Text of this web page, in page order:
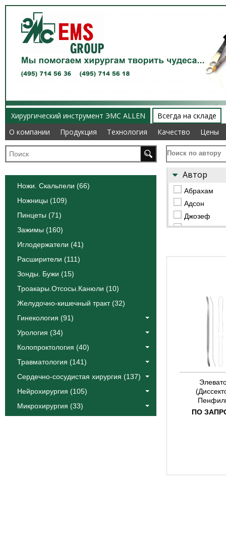
Хирургический инструмент ЭМС ALLEN
О компании
Продукция Технология Качество Цены
Всегда на складе
О компании
Продукция Технология Качество Цены
Поиск по автору
Ножи. Скальпели (66)
Ножницы (109)
Пинцеты (71)
Зажимы (160)
Иглодержатели (41)
Расширители (111)
Зонды. Бужи (15)
Троакары.Отсосы.Канюли (10)
Желудочно-кишечный тракт (32)
Гинекология (91)
Урология (34)
Колопроктология (40)
Травматология (141)
Сердечно-сосудистая хирургия (137)
Нейрохирургия (105)
Микрохирургия (33)
Автор
Абрахам
Адсон
Джозеф
Катлин
Тоеннис
Якобсон
Ясаргил
ПО